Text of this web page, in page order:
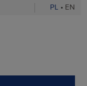
PL • EN